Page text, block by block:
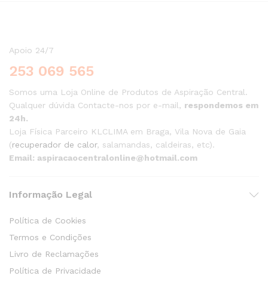
Apoio 24/7
253 069 565
Somos uma Loja Online de Produtos de Aspiração Central.
Qualquer dúvida Contacte-nos por e-mail, respondemos em
24h.
Loja Física Parceiro KLCLIMA em Braga, Vila Nova de Gaia
(recuperador de calor, salamandas, caldeiras, etc).
Email: aspiracaocentralonline@hotmail.com
Informação Legal
Política de Cookies
Termos e Condições
Livro de Reclamações
Política de Privacidade